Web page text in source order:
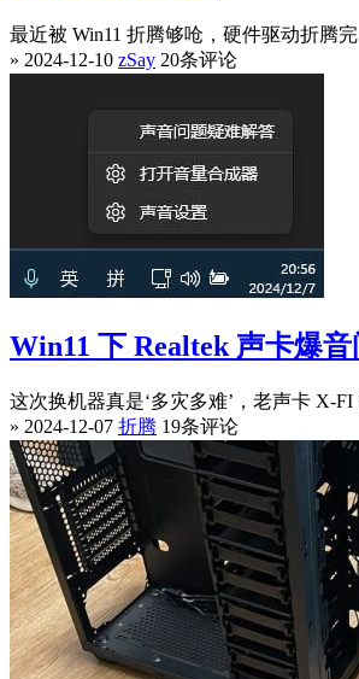
最近被 Win11 折腾够呛，硬件驱动折腾
» 2024-12-10 zSay 20条评论
Win11 下 Realtek 声卡爆
这次换机器真是‘多灾多难’，老声卡 X-
» 2024-12-07 折腾 19条评论